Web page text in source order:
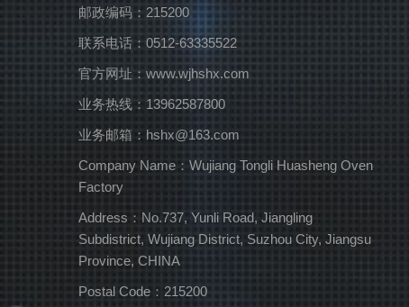
邮政编码：215200
联系电话：0512-63335522
官方网址：www.wjhshx.com
业务热线：13962587800
业务邮箱：hshx@163.com
Company Name：Wujiang Tongli Huasheng Oven
Factory
Address：No.737, Yunli Road, Jiangling
Subdistrict, Wujiang District, Suzhou City, Jiangsu
Province, CHINA
Postal Code：215200